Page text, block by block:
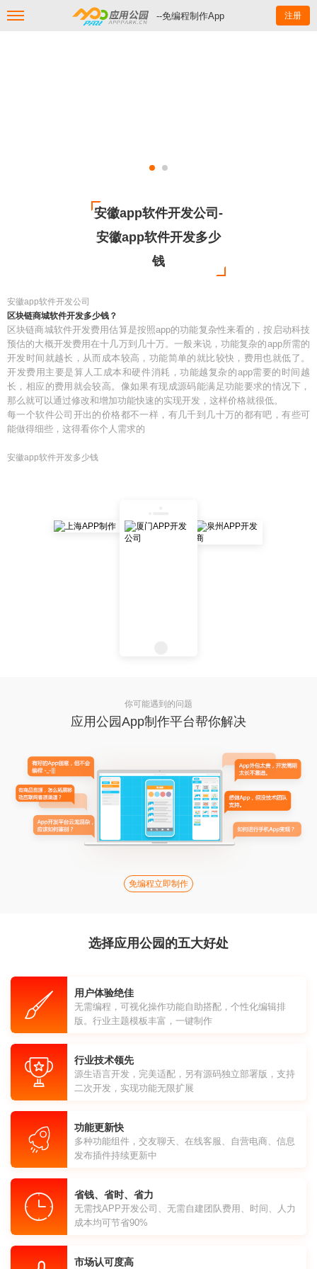
--免编程制作App 注册
安徽app软件开发公司-
安徽app软件开发多少
钱
安徽app软件开发公司
区块链商城软件开发多少钱？
区块链商城软件开发费用估算是按照app的功能复杂性来看的，按启动科技
预估的大概开发费用在十几万到几十万。一般来说，功能复杂的app所需的
开发时间就越长，从而成本较高，功能简单的就比较快，费用也就低了。
开发费用主要是算人工成本和硬件消耗，功能越复杂的app需要的时间越
长，相应的费用就会较高。像如果有现成源码能满足功能要求的情况下，
那么就可以通过修改和增加功能快速的实现开发，这样价格就很低。
每一个软件公司开出的价格都不一样，有几千到几十万的都有吧，有些可
能做得细些，这得看你个人需求的
安徽app软件开发多少钱
你可能遇到的问题
应用公园App制作平台帮你解决
免编程立即制作
选择应用公园的五大好处
用户体验绝佳
无需编程，可视化操作功能自助搭配，个性化编辑排
版。行业主题模板丰富，一键制作
行业技术领先
源生语言开发，完美适配，另有源码独立部署版，支持
二次开发，实现功能无限扩展
功能更新快
多种功能组件，交友聊天、在线客服、自营电商、信息
发布插件持续更新中
省钱、省时、省力
无需找APP开发公司、无需自建团队费用、时间、人力
成本均可节省90%
市场认可度高